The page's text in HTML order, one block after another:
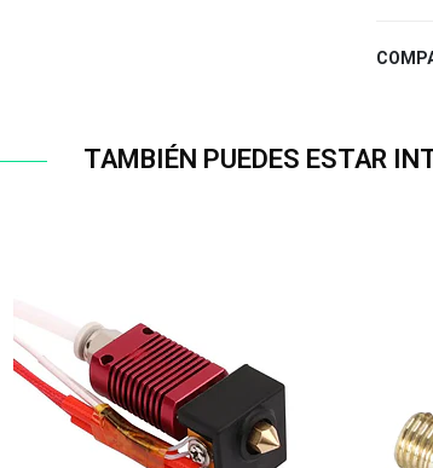
TAMBIÉN PUEDES ESTAR